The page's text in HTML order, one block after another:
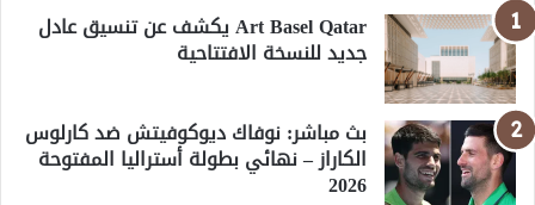
Art Basel Qatar يكشف عن تنسيق عادل
جديد للنسخة الافتتاحية
بث مباشر: نوفاك ديوكوفيتش ضد كارلوس
الكاراز – نهائي بطولة أستراليا المفتوحة
2026